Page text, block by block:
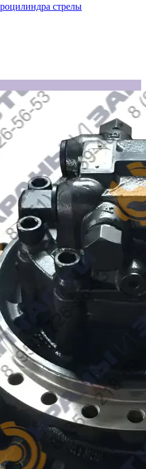
стрелы